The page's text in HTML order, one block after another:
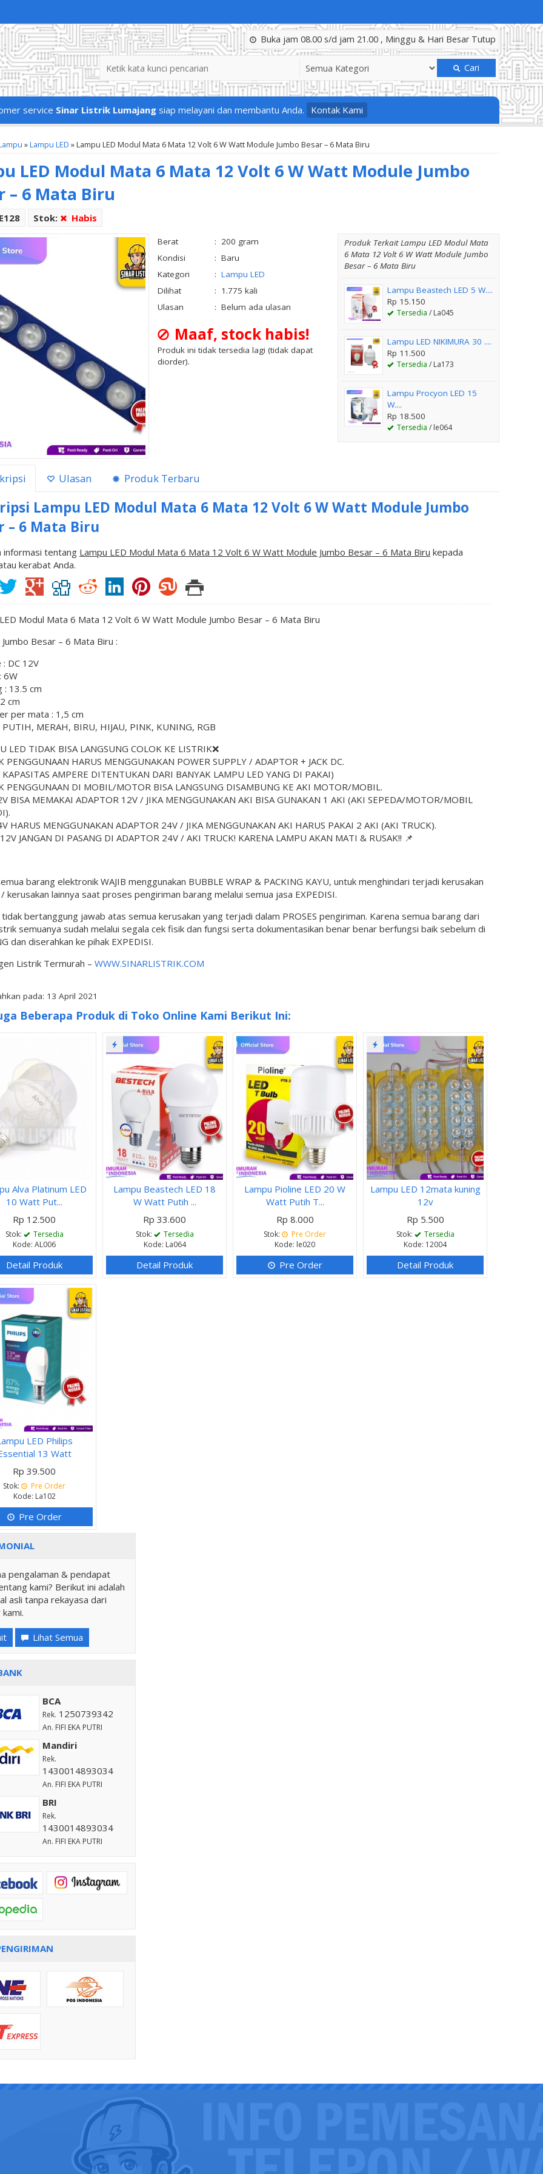
Buka jam 08.00 s/d jam 21.00 , Minggu & Hari Besar Tutup
Cari
service Sinar Listrik Lumajang siap melayani dan membantu Anda. Kontak Kami
»Lampu LED »Lampu LED Modul Mata 6 Mata 12 Volt 6 W Watt Module Jumbo Besar – 6 Mata Biru
LED Modul Mata 6 Mata 12 Volt 6 W Watt Module Jumbo
– 6 Mata Biru
Stok: Habis
Berat : 200 gram
Kondisi
: Baru
Kategori
: Lampu LED
Dilihat
: 1.775 kali
Ulasan
: Belum ada ulasan
Maaf, stock habis!
Produk ini tidak tersedia lagi (tidak dapat
diorder).
Produk Terkait Lampu LED Modul Mata
6 Mata 12 Volt 6 W Watt Module Jumbo
Besar – 6 Mata Biru
Lampu Beastech LED 5 W....
Rp 15.150
Tersedia / La045
Lampu LED NIKIMURA 30 ....
Rp 11.500
Tersedia / La173
Lampu Procyon LED 15
W....
Rp 18.500
Tersedia / le064
Ulasan Produk Terbaru
Lampu LED Modul Mata 6 Mata 12 Volt 6 W Watt Module Jumbo
– 6 Mata Biru
informasi tentang Lampu LED Modul Mata 6 Mata 12 Volt 6 W Watt Module Jumbo Besar – 6 Mata Biru kepada
kerabat Anda.
Modul Mata 6 Mata 12 Volt 6 W Watt Module Jumbo Besar – 6 Mata Biru
Besar – 6 Mata Biru :
DC 12V
6W
: 13.5 cm
cm
per mata : 1,5 cm
PUTIH, MERAH, BIRU, HIJAU, PINK, KUNING, RGB
LED TIDAK BISA LANGSUNG COLOK KE LISTRIK❌
PENGGUNAAN HARUS MENGGUNAKAN POWER SUPPLY / ADAPTOR + JACK DC.
KAPASITAS AMPERE DITENTUKAN DARI BANYAK LAMPU LED YANG DI PAKAI)
PENGGUNAAN DI MOBIL/MOTOR BISA LANGSUNG DISAMBUNG KE AKI MOTOR/MOBIL.
BISA MEMAKAI ADAPTOR 12V / JIKA MENGGUNAKAN AKI BISA GUNAKAN 1 AKI (AKI SEPEDA/MOTOR/MOBIL
HARUS MENGGUNAKAN ADAPTOR 24V / JIKA MENGGUNAKAN AKI HARUS PAKAI 2 AKI (AKI TRUCK).
JANGAN DI PASANG DI ADAPTOR 24V / AKI TRUCK! KARENA LAMPU AKAN MATI & RUSAK!! 📌
barang elektronik WAJIB menggunakan BUBBLE WRAP & PACKING KAYU, untuk menghindari terjadi kerusakan
/ kerusakan lainnya saat proses pengiriman barang melalui semua jasa EXPEDISI.
tidak bertanggung jawab atas semua kerusakan yang terjadi dalam PROSES pengiriman. Karena semua barang dari
semuanya sudah melalui segala cek fisik dan fungsi serta dokumentasikan benar benar berfungsi baik sebelum di
dan diserahkan ke pihak EXPEDISI.
Listrik Termurah – WWW.SINARLISTRIK.COM
pada: 13 April 2021
Beberapa Produk di Toko Online Kami Berikut Ini:
Alva Platinum LED
10 Watt Put...
Rp 12.500
Stok:
Tersedia
Kode: AL006
Detail Produk
Lampu Beastech LED 18
W Watt Putih ...
Rp 33.600
Stok:
Tersedia
Kode: La064
Detail Produk
Lampu Pioline LED 20 W
Watt Putih T...
Rp 8.000
Stok:
Pre Order
Kode: le020
Pre Order
Lampu LED 12mata kuning
12v
Rp 5.500
Stok:
Tersedia
Kode: 12004
Detail Produk
LED Philips
13 Watt
Rp 39.500
Stok:
Pre Order
Kode: La102
Pre Order
pengalaman & pendapat
kami? Berikut ini adalah
asli tanpa rekayasa dari
Lihat Semua
BCA
Rek. 1250739342
An. FIFI EKA PUTRI
Mandiri
Rek.
1430014893034
An. FIFI EKA PUTRI
BRI
Rek.
1430014893034
An. FIFI EKA PUTRI